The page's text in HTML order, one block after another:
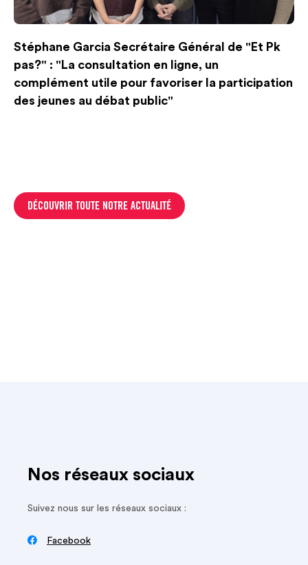
Stéphane Garcia Secrétaire Général de "Et Pk
pas?" : "La consultation en ligne, un
complément utile pour favoriser la participation
des jeunes au débat public"
DÉCOUVRIR TOUTE NOTRE ACTUALITÉ
Nos réseaux sociaux
Suivez nous sur les réseaux sociaux :
 Facebook